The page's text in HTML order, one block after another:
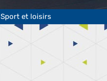
Sport et loisirs